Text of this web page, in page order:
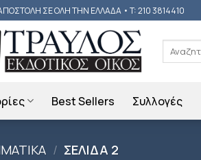
ΣΕ ΟΛΗ ΤΗΝ ΕΛΛΑΔΑ • T: 210 3814410
για:
Best Sellers Συλλογές
/ ΣΕΛΙΔΑ 2